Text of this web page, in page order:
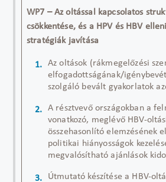
WP7 – Az oltással kapcsolatos
csökkentése, és a HPV és HBV
stratégiák javítása
Az oltások (rákmegelőzési
elfogadottságának/
szolgáló bevált gyakorlatok
A résztvevő országokban a
vonatkozó, meglévő HBV-
összehasonlító elemzésének
politikai hiányosságok
megvalósítható ajánlások
Útmutató készítése a HBV-